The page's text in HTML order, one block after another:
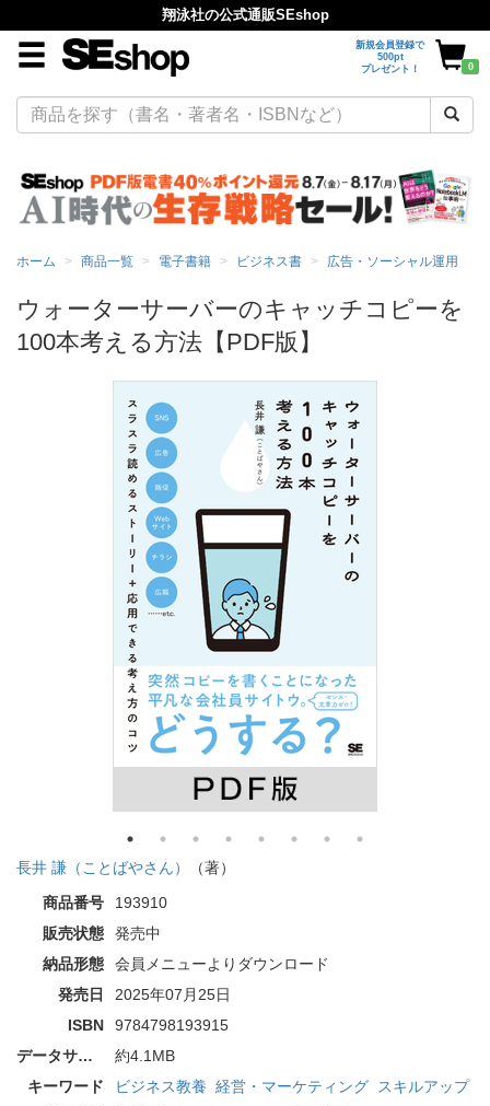
翔泳社の公式通販SEshop
新規会員登録で
500pt
プレゼント！
0
ホーム 商品一覧 電子書籍 ビジネス書 広告・ソーシャル運用
ウォーターサーバーのキャッチコピーを
100本考える方法【PDF版】
長井 謙（ことばやさん）
（著）
商品番号
193910
販売状態
発売中
納品形態
会員メニューよりダウンロード
発売日
2025年07月25日
ISBN
9784798193915
データサイズ
約4.1MB
キーワード
ビジネス教養 経営・マーケティング
スキルアップ